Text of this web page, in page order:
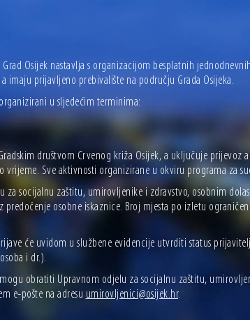
Osijek nastavlja s organizacijom besplatnih
imaju prijavljeno prebivalište na području Grada Osijeka.
u sljedećim terminima:
društvom Crvenog križa Osijek, a uključuje prijevoz
Sve aktivnosti organizirane u okviru programa za
za socijalnu zaštitu, umirovljenike i zdravstvo, osobnim
predočenje osobne iskaznice. Broj mjesta po izletu
će uvidom u službene evidencije utvrditi status
i dr.).
obratiti Upravnom odjelu za socijalnu zaštitu,
e-pošte na adresu umirovljenici@osijek.hr.